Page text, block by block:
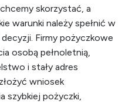
skorzystać, a
warunki należy spełnić w
Firmy pożyczkowe
osobą pełnoletnią,
i stały adres
wniosek
szybkiej pożyczki,